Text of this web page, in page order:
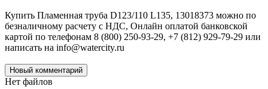
Купить Пламенная труба D123/110 L135, 13018373 можно по
безналичному расчету с НДС, Онлайн оплатой банковской
картой по телефонам 8 (800) 250-93-29, +7 (812) 929-79-29 или
написать на info@watercity.ru
Новый комментарий
Нет файлов